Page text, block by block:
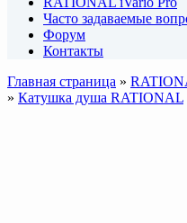
Часто задаваемые
Форум
Контакты
Главная страница »
» Катушка душа RATIONAL